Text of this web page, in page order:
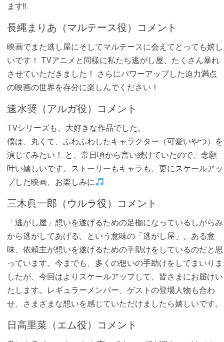
ます!!
長縄まりあ（マルテース役）コメント
映画でまた逃し屋にそしてマルテースに会えてとっても嬉し
いです！ TVアニメと同様に私たち逃がし屋、たくさん暴れ
させていただきました！ さらにパワーアップした迫力満点
の映画の世界を存分に楽しんでください！
速水奨（アルガ役）コメント
TVシリーズも、大好きな作品でした。
僕は、丸くて、ふわふわしたキャラクター（可愛いやつ）を
演じてみたい！ と、常日頃から言い続けていたので、念願
叶い嬉しいです。ストーリーもキャラも、更にスケールアッ
プした映画、お楽しみに
三木眞一郎（ウルラ役）コメント
「逃がし屋」想いを遂げるための足枷になっているしがらみ
から逃がしてあげる。という意味の「逃がし屋」。ある意
味、依頼主が想いを遂げるための手助けをしているのだと思
っています。今までも、多くの想いの手助けをしてまいりま
したが、今回はよりスケールアップして、皆さまにお届けい
たします。レギュラーメンバー、ゲストの登場人物も合わ
せ、さまざまな想いを感じていただけましたら嬉しいです。
日高里菜（エム役）コメント